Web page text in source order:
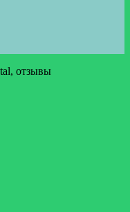
отзывы